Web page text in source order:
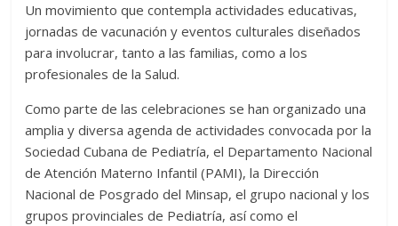
Un movimiento que contempla actividades educativas,
jornadas de vacunación y eventos culturales diseñados
para involucrar, tanto a las familias, como a los
profesionales de la Salud.
Como parte de las celebraciones se han organizado una
amplia y diversa agenda de actividades convocada por la
Sociedad Cubana de Pediatría, el Departamento Nacional
de Atención Materno Infantil (PAMI), la Dirección
Nacional de Posgrado del Minsap, el grupo nacional y los
grupos provinciales de Pediatría, así como el